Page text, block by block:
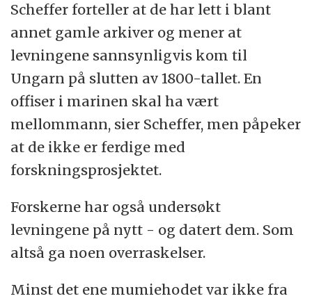
Scheffer forteller at de har lett i blant
annet gamle arkiver og mener at
levningene sannsynligvis kom til
Ungarn på slutten av 1800-tallet. En
offiser i marinen skal ha vært
mellommann, sier Scheffer, men påpeker
at de ikke er ferdige med
forskningsprosjektet.
Forskerne har også undersøkt
levningene på nytt - og datert dem. Som
altså ga noen overraskelser.
Minst det ene mumiehodet var ikke fra